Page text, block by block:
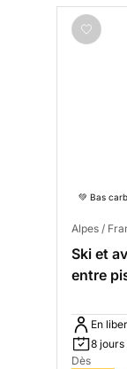
💚 Bas
Alpes /
Ski et
entre
En
8 jours
Dès